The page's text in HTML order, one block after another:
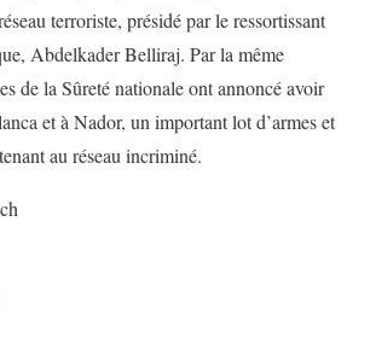
terroriste, présidé par le ressortissant
Abdelkader Belliraj. Par la même
de la Sûreté nationale ont annoncé avoir
et à Nador, un important lot d’armes et
au réseau incriminé.